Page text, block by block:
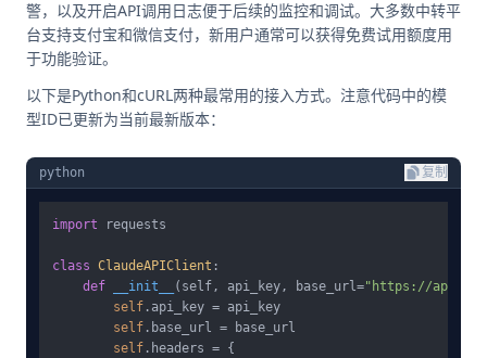
警，以及开启API调用日志便于后续的监控和调试。大多数中转平
台支持支付宝和微信支付，新用户通常可以获得免费试用额度用
于功能验证。
以下是Python和cURL两种最常用的接入方式。注意代码中的模
型ID已更新为当前最新版本：
python 复制
import requests
class ClaudeAPIClient :
def
__init__ ( self, api_key, base_url="https://
self .api_key = api_key
self .base_url = base_url
self .headers = {